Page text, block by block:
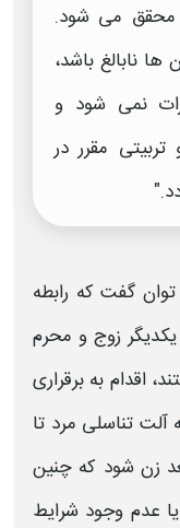
محقق می‌ شود.
ها نابالغ باشد،
نمی‌ شود و
مقرر در
توان گفت که رابطه
یکدیگر زوج و محرم
اقدام به برقراری
تناسلی مرد تا
زن شود که چنین
عدم وجود شرایط